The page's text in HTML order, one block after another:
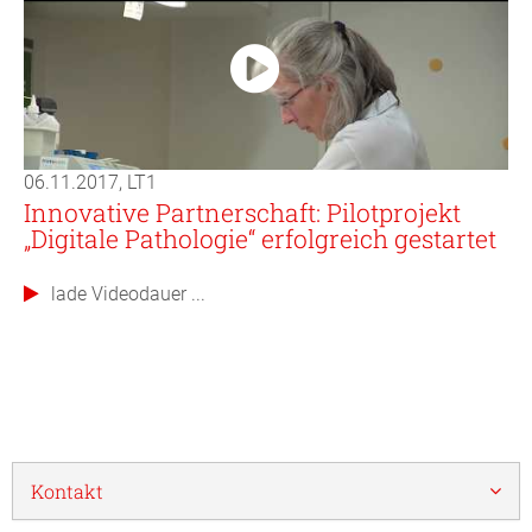
06.11.2017, LT1
Innovative Partnerschaft: Pilotprojekt
„Digitale Pathologie“ erfolgreich gestartet
lade Videodauer ...
Kontakt